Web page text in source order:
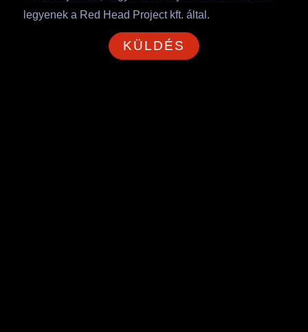
legyenek a Red Head Project kft. által.
KÜLDÉS